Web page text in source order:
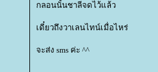
กลอนนั้นชาลีจดไว้แล้ว
เดี๋ยวถึงวาเลนไทน์เมื่อไหร่
จะส่ง sms ค่ะ ^^